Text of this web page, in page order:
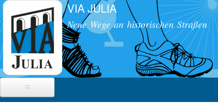
Direkt
zum
Inhalt
VIA JULIA
Neue Wege an historischen Straßen